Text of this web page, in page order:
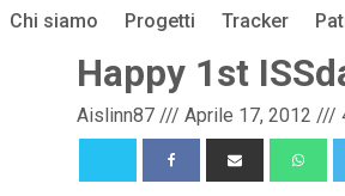
Chi siamo Progetti Tracker
Happy 1st
Aislinn87 /// Aprile 17, 2012 ///